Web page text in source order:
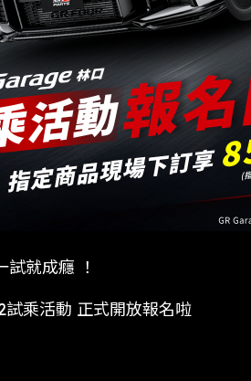
就成癮 ！
試乘活動 正式開放報名啦